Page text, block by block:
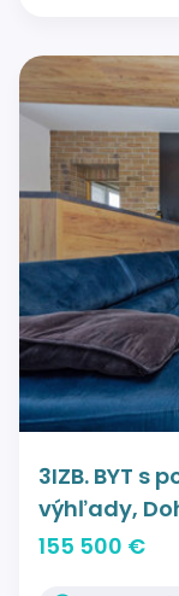
3IZB. BYT s
výhľady,
155 500 €